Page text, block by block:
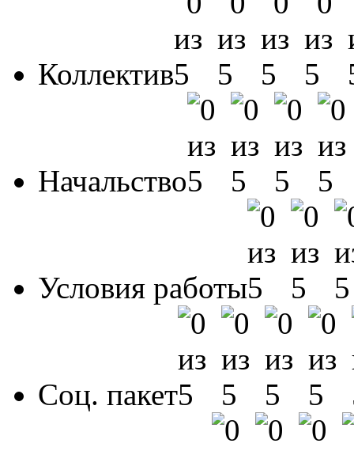
Коллектив
Начальство
Условия работы
Соц. пакет